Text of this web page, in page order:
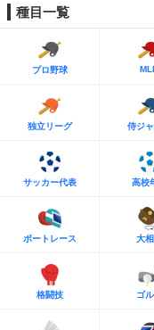
種目一覧
プロ野球
独立リーグ 侍ジ
サッカー代表 高校
ボートレース 大
格闘技 ゴ